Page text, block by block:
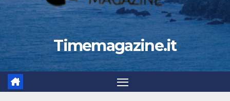
Timemagazine.it